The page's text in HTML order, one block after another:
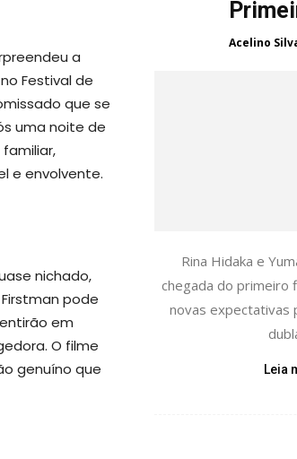
a
Festival de
que se
uma noite de
e envolvente.
nichado,
pode
em
O filme
genuíno que
Acelino
Rina Hidaka e
chegada do primeiro
novas expectativas
Leia